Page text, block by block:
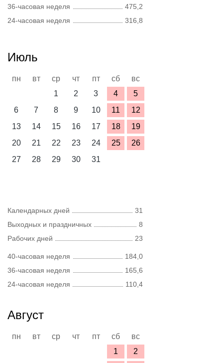
36-часовая неделя
475,2
24-часовая неделя
316,8
Июль
пн вт ср чт пт сб
вс
1
2 3 4
5
6
7 8 9 10 11
12
13
14 15 16 17 18
19
20
21 22 23 24 25
26
27
28 29 30 31
Календарных дней
31
Выходных и праздничных
8
Рабочих дней
23
40-часовая неделя
184,0
36-часовая неделя
165,6
24-часовая неделя
110,4
Август
пн вт ср чт пт сб
вс
1
2